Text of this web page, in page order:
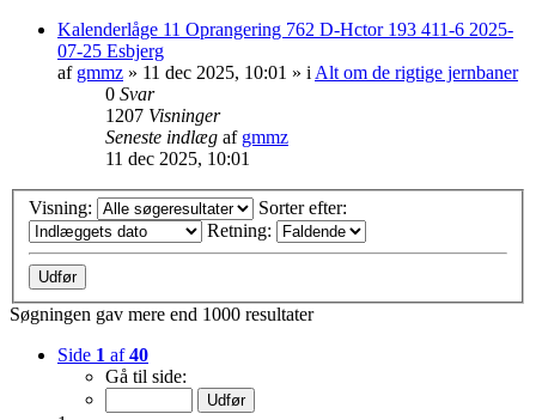
Kalenderlåge 11 Oprangering 762 D-Hctor 193 411-6 2025-
07-25 Esbjerg
af gmmz » 11 dec 2025, 10:01 » i Alt om de rigtige jernbaner
0 Svar
1207 Visninger
Seneste indlæg af gmmz
11 dec 2025, 10:01
Visning:
Sorter efter:
Retning:
Søgningen gav mere end 1000 resultater
Side 1 af40
Gå til side: